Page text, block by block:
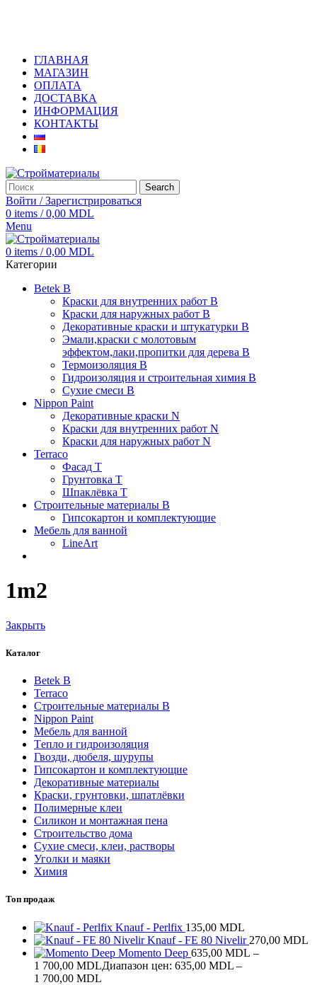
ГЛАВНАЯ
МАГАЗИН
ОПЛАТА
ДОСТАВКА
ИНФОРМАЦИЯ
КОНТАКТЫ
Search
Войти / Зарегистрироваться
0 items / 0,00 MDL
Menu
0 items / 0,00 MDL
Категории
Betek B
Краски для внутренних работ B
Краски для наружных работ B
Декоративные краски и штукатурки В
Эмали,краски с молотовым
эффектом,лаки,пропитки для дерева В
Термоизоляция В
Гидроизоляция и строительная химия В
Сухие смеси B
Nippon Paint
Декоративные краски N
Краски для внутренних работ N
Краски для наружных работ N
Terraco
Фасад Т
Грунтовка T
Шпаклёвка T
Строительные материалы В
Гипсокартон и комплектующие
Мебель для ванной
LineArt
1m2
Закрыть
Каталог
Betek B
Terraco
Строительные материалы В
Nippon Paint
Мебель для ванной
Tепло и гидроизоляция
Гвозди, дюбеля, шурупы
Гипсокартон и комплектующие
Декоративные материалы
Краски, грунтовки, шпатлёвки
Полимерные клеи
Силикон и монтажная пена
Строительство дома
Сухие смеси, клеи, растворы
Уголки и маяки
Химия
Топ продаж
Knauf - Perlfix 135,00 MDL
Knauf - FE 80 Nivelir 270,00 MDL
Momento Deep 635,00 MDL –
1 700,00 MDLДиапазон цен: 635,00 MDL –
1 700,00 MDL